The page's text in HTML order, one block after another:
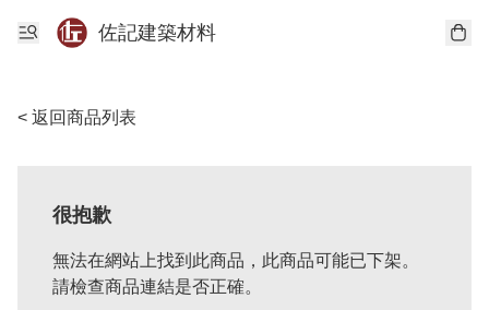
佐記建築材料
< 返回商品列表
很抱歉
無法在網站上找到此商品，此商品可能已下架。
請檢查商品連結是否正確。